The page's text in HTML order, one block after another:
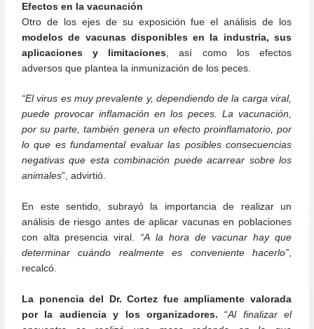
Efectos en la vacunación
Otro de los ejes de su exposición fue el análisis de los
modelos de vacunas disponibles en la industria, sus
aplicaciones y limitaciones , así como los efectos
adversos que plantea la inmunización de los peces.
“El virus es muy prevalente y, dependiendo de la carga viral,
puede provocar inflamación en los peces. La vacunación,
por su parte, también genera un efecto proinflamatorio, por
lo que es fundamental evaluar las posibles consecuencias
negativas que esta combinación puede acarrear sobre los
animales”, advirtió.
En este sentido, subrayó la importancia de realizar un
análisis de riesgo antes de aplicar vacunas en poblaciones
con alta presencia viral. “A la hora de vacunar hay que
determinar cuándo realmente es conveniente hacerlo”,
recalcó.
La ponencia del Dr. Cortez fue ampliamente valorada
por la audiencia y los organizadores. “Al finalizar el